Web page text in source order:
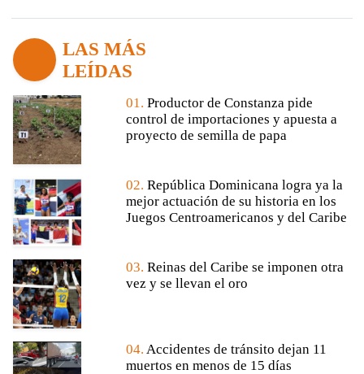
LAS MÁS
LEÍDAS
01. Productor de Constanza pide
control de importaciones y apuesta a
proyecto de semilla de papa
02. República Dominicana logra ya la
mejor actuación de su historia en los
Juegos Centroamericanos y del Caribe
03. Reinas del Caribe se imponen otra
vez y se llevan el oro
04. Accidentes de tránsito dejan 11
muertos en menos de 15 días